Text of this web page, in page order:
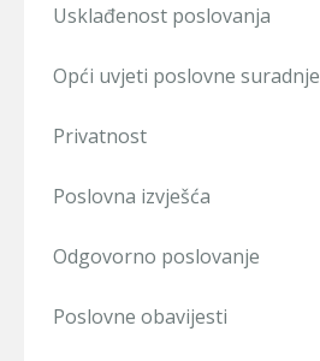
Usklađenost poslovanja
Opći uvjeti poslovne suradnje
Privatnost
Poslovna izvješća
Odgovorno poslovanje
Poslovne obavijesti